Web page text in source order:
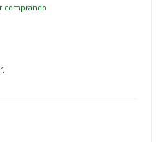
comprando